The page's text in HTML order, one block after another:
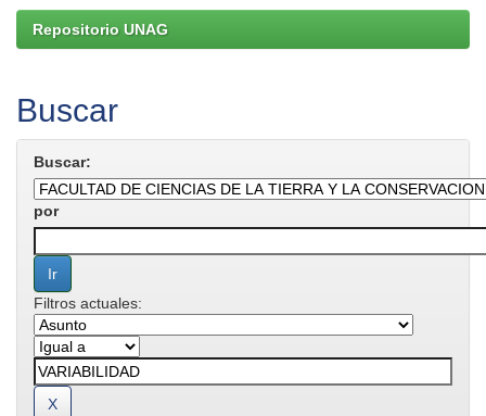
Repositorio UNAG
Buscar
Buscar:
por
Filtros actuales: